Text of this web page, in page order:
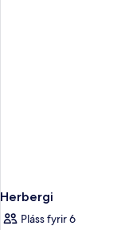
Herbergi
Pláss fyrir 6